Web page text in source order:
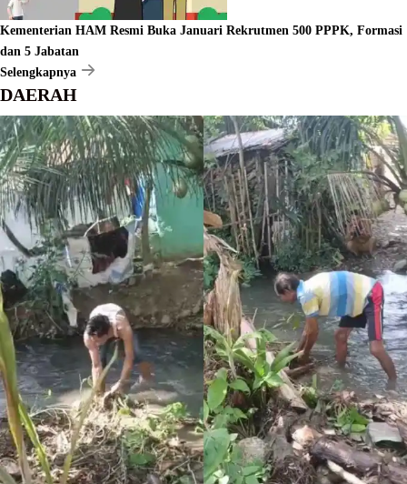
Kementerian HAM Resmi Buka Januari Rekrutmen 500 PPPK, Formasi
dan 5 Jabatan
Selengkapnya
DAERAH